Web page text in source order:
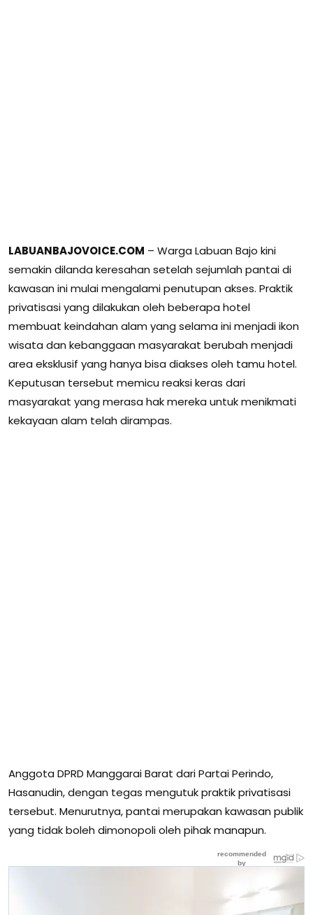
LABUANBAJOVOICE.COM – Warga Labuan Bajo kini
semakin dilanda keresahan setelah sejumlah pantai di
kawasan ini mulai mengalami penutupan akses. Praktik
privatisasi yang dilakukan oleh beberapa hotel
membuat keindahan alam yang selama ini menjadi ikon
wisata dan kebanggaan masyarakat berubah menjadi
area eksklusif yang hanya bisa diakses oleh tamu hotel.
Keputusan tersebut memicu reaksi keras dari
masyarakat yang merasa hak mereka untuk menikmati
kekayaan alam telah dirampas.
Anggota DPRD Manggarai Barat dari Partai Perindo,
Hasanudin, dengan tegas mengutuk praktik privatisasi
tersebut. Menurutnya, pantai merupakan kawasan publik
yang tidak boleh dimonopoli oleh pihak manapun.